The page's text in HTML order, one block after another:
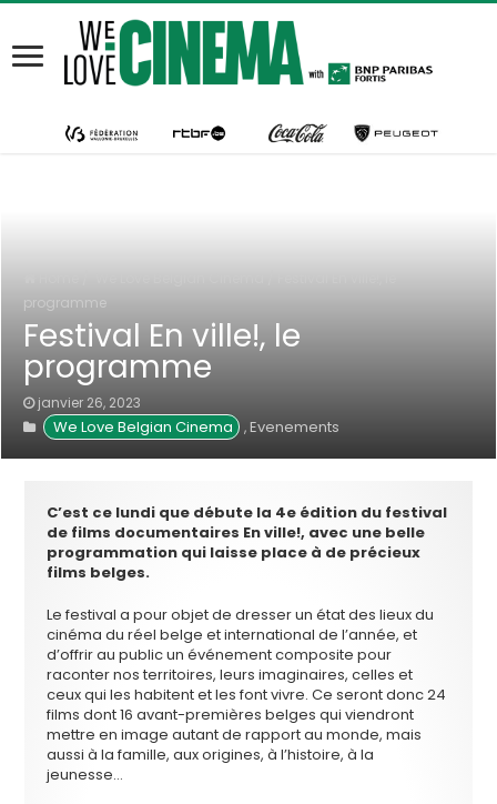
programme
Festival En ville!, le
programme
janvier 26, 2023
We Love Belgian Cinema , Evenements
C’est ce lundi que débute la 4e édition du festival
de films documentaires En ville!, avec une belle
programmation qui laisse place à de précieux
films belges.
Le festival a pour objet de dresser un état des lieux du
cinéma du réel belge et international de l’année, et
d’offrir au public un événement composite pour
raconter nos territoires, leurs imaginaires, celles et
ceux qui les habitent et les font vivre. Ce seront donc 24
films dont 16 avant-premières belges qui viendront
mettre en image autant de rapport au monde, mais
aussi à la famille, aux origines, à l’histoire, à la
jeunesse…